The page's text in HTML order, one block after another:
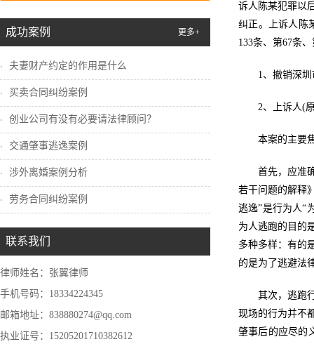
成功案例 更多+
夫妻财产约定的作用是什么
买卖合同纠纷案例
创业公司有没有必要请法律顾问？
交通肇事逃逸案例
涉外离婚案例分析
劳务合同纠纷案例
联系我们
律师姓名：张翼律师
手机号码：18334224345
邮箱地址：838880274@qq.com
执业证号：15205201710382612
诉人陈某犯罪以
纠正。上诉人陈
133条、第67条
1、撤销深
2、上诉人(
本案的主要
首先，应准
若干问题的解释
逃逸”是行为人“
为人逃跑的目的
多种多样：有的
的是为了逃避法
其次，逃跑
现场的行为并不
肇事后的应尽的